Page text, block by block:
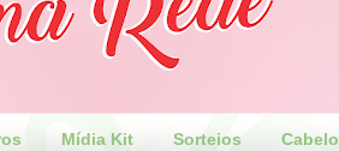
Mídia Kit Sorteios Cabelo